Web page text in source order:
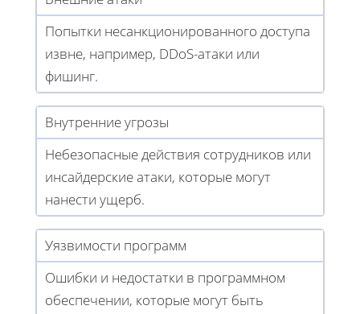
Попытки несанкционированного доступа
извне, например, DDoS-атаки или
фишинг.
Внутренние угрозы
Небезопасные действия сотрудников или
инсайдерские атаки, которые могут
нанести ущерб.
Уязвимости программ
Ошибки и недостатки в программном
обеспечении, которые могут быть